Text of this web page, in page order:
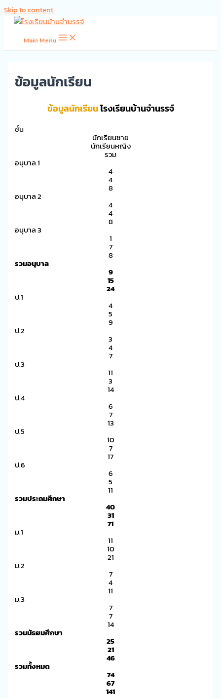
Skip to content
Main Menu
ข้อมูลนักเรียน
ข้อมูลนักเรียนโรงเรียนบ้านจำนรรจ์
ชั้น
นักเรียนชาย
นักเรียนหญิง
รวม
อนุบาล 1
4
4
8
อนุบาล 2
4
4
8
อนุบาล 3
1
7
8
รวมอนุบาล
9
15
24
ป.1
4
5
9
ป.2
3
4
7
ป.3
11
3
14
ป.4
6
7
13
ป.5
10
7
17
ป.6
6
5
11
รวมประถมศึกษา
40
31
71
ม.1
11
10
21
ม.2
7
4
11
ม.3
7
7
14
รวมมัธยมศึกษา
25
21
46
รวมทั้งหมด
74
67
141